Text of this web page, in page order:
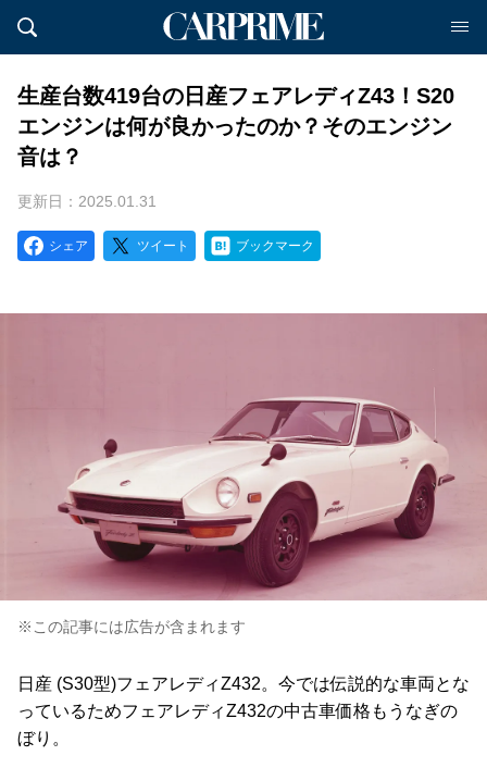
生産台数419台の日産フェアレディZ43！S20
エンジンは何が良かったのか？そのエンジン
音は？
更新日：2025.01.31
シェア ツイート ブックマーク
※この記事には広告が含まれます
日産 (S30型)フェアレディZ432。今では伝説的な車両とな
っているためフェアレディZ432の中古車価格もうなぎの
ぼり。